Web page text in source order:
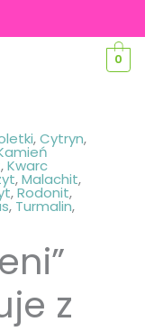
0
,Cytryn,
,Kwarc
,Malachit,
,Rodonit,
, Turmalin,
z